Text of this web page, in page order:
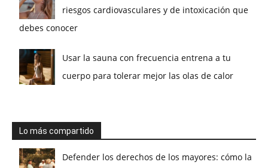
riesgos cardiovasculares y de intoxicación que
debes conocer
Usar la sauna con frecuencia entrena a tu
cuerpo para tolerar mejor las olas de calor
Lo más compartido
Defender los derechos de los mayores: cómo la